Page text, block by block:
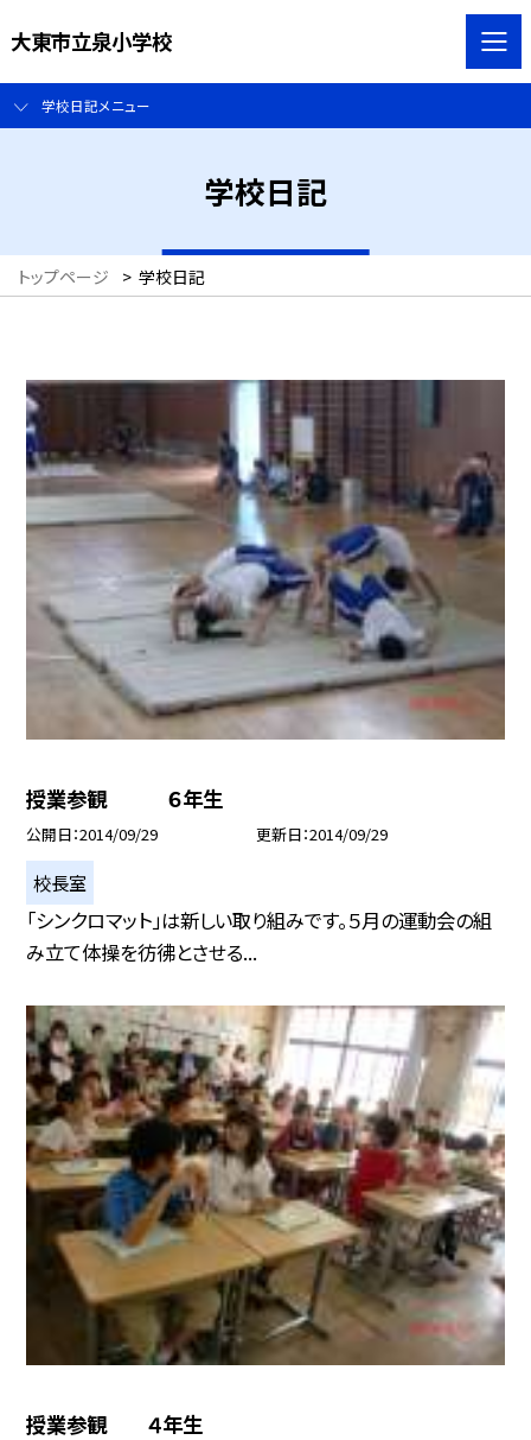
大東市立泉小学校
学校日記メニュー
学校日記
トップページ > 学校日記
授業参観 ６年生
公開日 2014/09/29 更新日 2014/09/29
校長室
「シンクロマット」は新しい取り組みです。５月の運動会の組
み立て体操を彷彿とさせる...
授業参観 ４年生